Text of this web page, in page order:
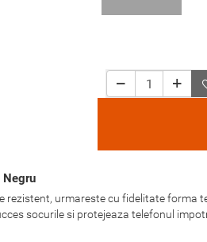
Negru
rezistent, urmareste cu fidelitate forma
socurile si protejeaza telefonul